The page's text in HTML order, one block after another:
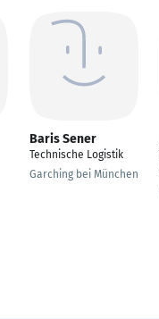
Baris Sener
Technische Logistik
Garching bei München